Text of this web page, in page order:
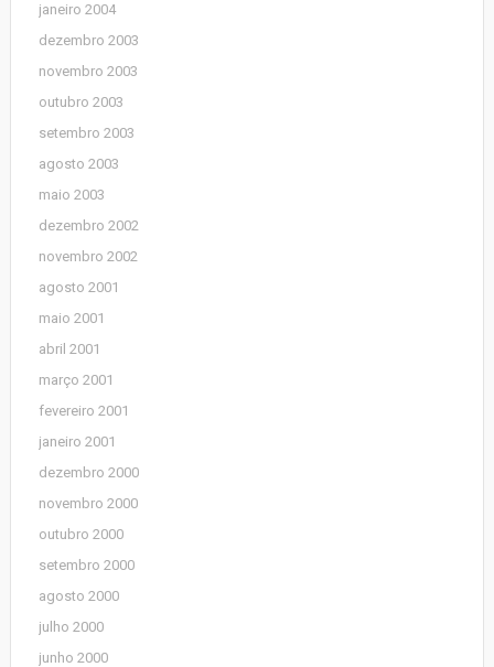
janeiro 2004
dezembro 2003
novembro 2003
outubro 2003
setembro 2003
agosto 2003
maio 2003
dezembro 2002
novembro 2002
agosto 2001
maio 2001
abril 2001
março 2001
fevereiro 2001
janeiro 2001
dezembro 2000
novembro 2000
outubro 2000
setembro 2000
agosto 2000
julho 2000
junho 2000